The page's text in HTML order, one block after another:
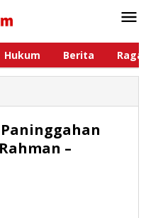
Hukum Berita
–